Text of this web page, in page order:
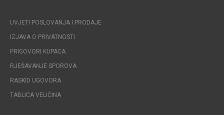
UVJETI POSLOVANJA I PRODAJE
IZJAVA O PRIVATNOSTI
PRIGOVORI KUPACA
RJEŠAVANJE SPOROVA
RASKID UGOVORA
TABLICA VELIČINA